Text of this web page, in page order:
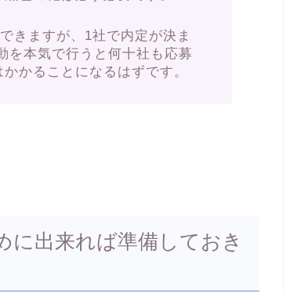
きますが、1社で内定が決ま
を本気で行うと何十社も応募
かることになるはずです。
に出来れば準備しておき